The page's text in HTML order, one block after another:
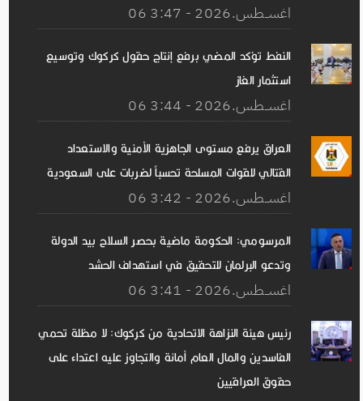
06 اغســطس.2026 - 3:47
النفط تؤكد المضي برفع إنتاج حقول كركوك وتوسيع
استثمار الغاز
06 اغســطس.2026 - 3:44
العراق يرفع مستوى الجاهزية الأمنية والاستعداد
القتالي للقوات المسلحة تحسباً لضربات على السعودية
06 اغســطس.2026 - 3:42
المرسومي: الحكومة ماضية بحصر السلاح بيد الدولة
وتدعو البرلمان للتحقيق في استهداف الحشد
06 اغســطس.2026 - 3:41
رئيس هيئة النزاهة الاتحادية من كركوك: لا مظلة تحمي
الفاسدين والمال العام أمانة والتجاوز عليه اعتداء على
حقوق العراقيين